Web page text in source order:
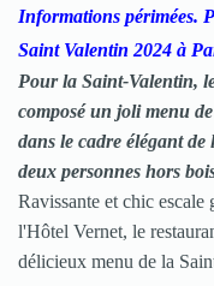
Informations périmées.
Saint Valentin 2024 à
Pour la Saint-Valentin,
composé un joli menu
dans le cadre élégant
deux personnes hors
Ravissante et chic
l'Hôtel Vernet, le
délicieux menu de la